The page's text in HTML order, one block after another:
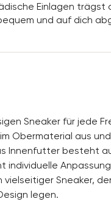
Einlagen trägst
und auf dich
Sneaker für jede
Obermaterial aus
Innenfutter besteht
Sneaker,
legen.